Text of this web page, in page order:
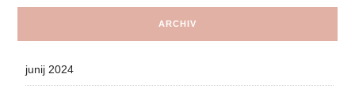
ARCHIV
junij 2024